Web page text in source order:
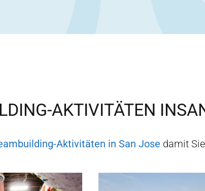
AKTIVITÄTEN IN
Aktivitäten in San Jose damit